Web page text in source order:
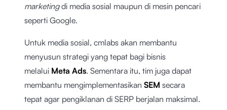
marketingdi media sosial maupun di mesin pencari
seperti Google.
Untuk media sosial, cmlabs akan membantu
menyusun strategi yang tepat bagi bisnis
melalui Meta Ads. Sementara itu, tim juga dapat
membantu mengimplementasikan SEM secara
tepat agar pengiklanan di SERP berjalan maksimal.